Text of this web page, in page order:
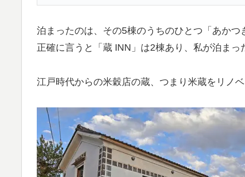
泊まったのは、その5棟のうちのひとつ「あかつ
正確に言うと「蔵 INN」は2棟あり、私が泊まっ
江戸時代からの米穀店の蔵、つまり米蔵をリノ